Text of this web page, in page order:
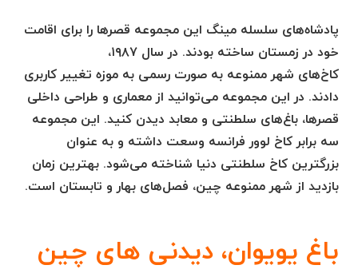
پادشاه‌های سلسله مینگ این مجموعه قصرها را برای اقامت
خود در زمستان ساخته بودند. در سال ۱۹۸۷،
کاخ‌های شهر ممنوعه به صورت رسمی به موزه تغییر کاربری
دادند. در این مجموعه می‌توانید از معماری و طراحی داخلی
قصرها، باغ‌های سلطنتی و معابد دیدن کنید. این مجموعه
سه برابر کاخ لوور فرانسه وسعت داشته و به عنوان
بزرگترین کاخ سلطنتی دنیا شناخته می‌شود. بهترین زمان
بازدید از شهر ممنوعه چین، فصل‌های بهار و تابستان است.
باغ یویوان، دیدنی های چین